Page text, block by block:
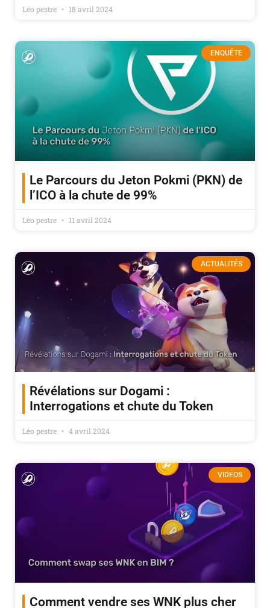
Léo pestre 18 avril 2024
ENQUÊTE
Le Parcours du Jeton Pokmi (PKN) de
l’ICO à la chute de 99%
Léo pestre 11 avril 2024
ACTUALITÉS
Révélations sur Dogami :
Interrogations et chute du Token
Léo pestre 4 avril 2024
VIDÉOS
Comment vendre ses WNK plus cher